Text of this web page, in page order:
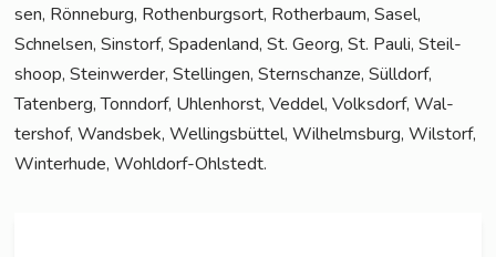
sen, Rön­ne­burg, Rothen­burg­sort, Rother­baum, Sasel,
Schnel­sen, Sinstorf, Spa­den­land, St. Georg, St. Pau­li, Steil­
shoop, Stein­wer­der, Stel­lin­gen, Stern­schan­ze, Süll­dorf,
Taten­berg, Tonn­dorf, Uhlen­horst, Ved­del, Volks­dorf, Wal­
ters­hof, Wands­bek, Wel­lings­büt­tel, Wil­helms­burg, Wilstorf,
Win­ter­hu­de, Wohldorf-Ohlstedt.